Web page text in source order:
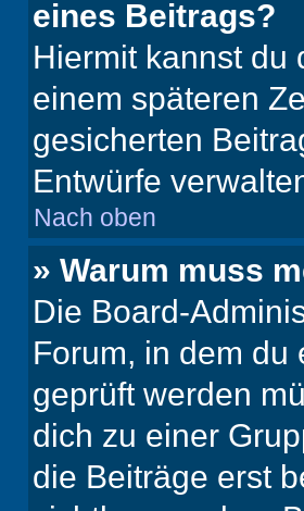
eines Beitrags?
Hiermit kannst du
einem späteren
gesicherten
Entwürfe
Nach oben
» Warum muss
Die Board-
Forum, in dem du
geprüft werden
dich zu einer
die Beiträge erst